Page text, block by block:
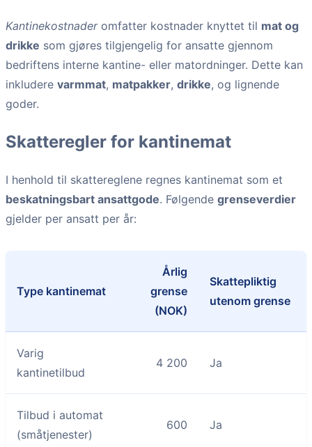
Kantinekostnaderomfatter kostnader knyttet til mat og
drikke som gjøres tilgjengelig for ansatte gjennom
bedriftens interne kantine- eller matordninger. Dette kan
inkludere varmmat, matpakker, drikke, og lignende
goder.
Skatteregler for kantinemat
I henhold til skattereglene regnes kantinemat som et
beskatningsbart ansattgode. Følgende grenseverdier
gjelder per ansatt per år:
Type kantinemat
Årlig
grense
(NOK)
Skattepliktig
utenom grense
Varig
kantinetilbud
4 200 Ja
Tilbud i automat
(småtjenester)
600 Ja